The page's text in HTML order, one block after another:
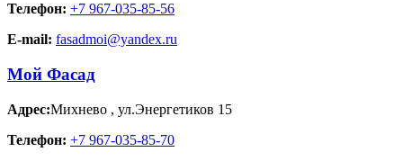
Телефон: +7 967-035-85-56
E-mail: fasadmoi@yandex.ru
Мой Фасад
Адрес:Михнево , ул.Энергетиков 15
Телефон: +7 967-035-85-70